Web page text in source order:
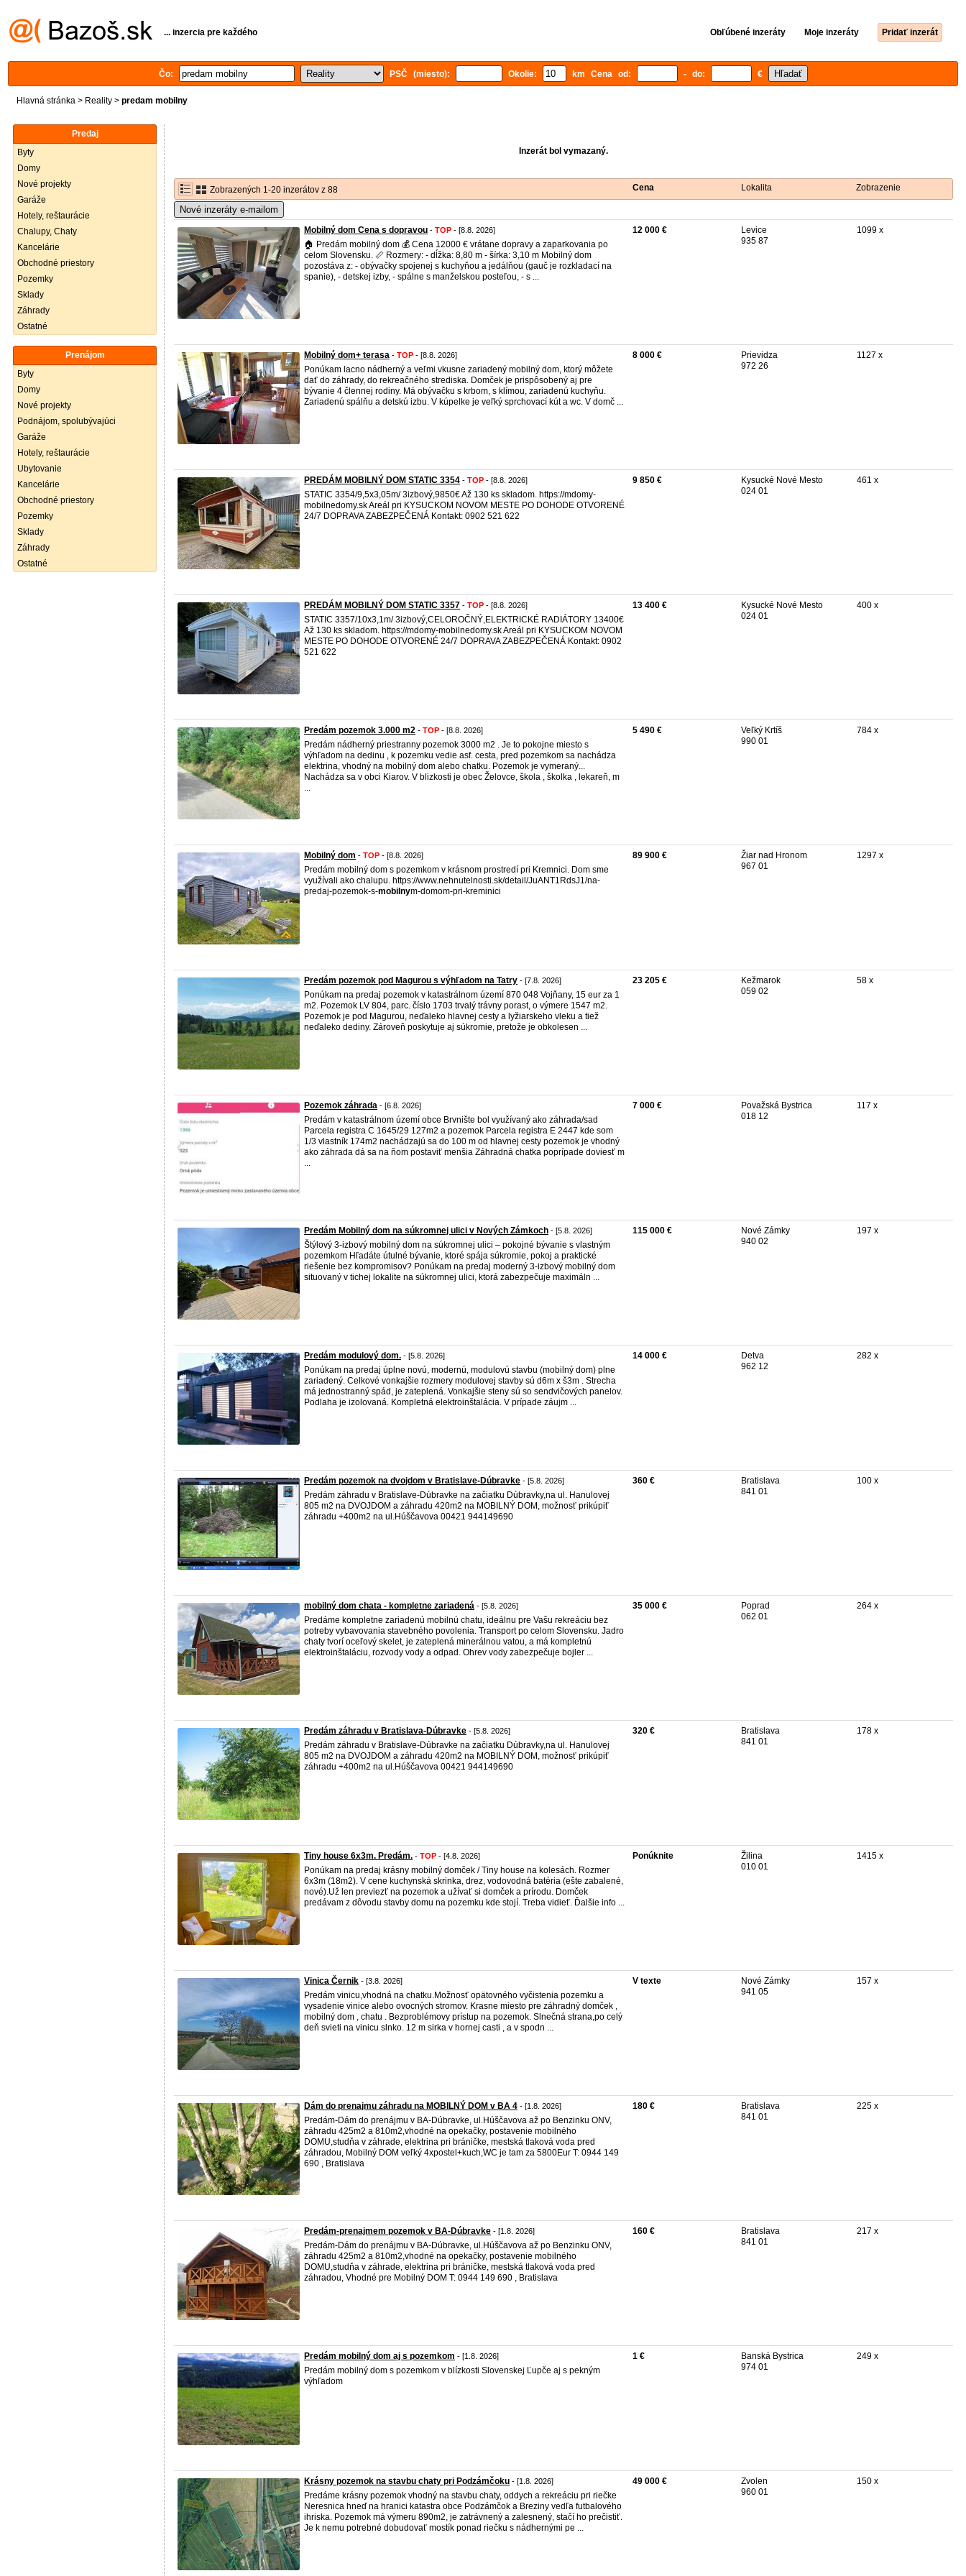
... inzercia pre každého Obľúbené inzeráty Moje inzeráty Pridať inzerát
Čo: PSČ (miesto): Okolie: km Cena od: - do: €
Hlavná stránka > Reality > predam mobilny
Predaj
Byty
Domy
Nové projekty
Garáže
Hotely, reštaurácie
Chalupy, Chaty
Kancelárie
Obchodné priestory
Pozemky
Sklady
Záhrady
Ostatné
Prenájom
Byty
Domy
Nové projekty
Podnájom, spolubývajúci
Garáže
Hotely, reštaurácie
Ubytovanie
Kancelárie
Obchodné priestory
Pozemky
Sklady
Záhrady
Ostatné
Inzerát bol vymazaný.
Zobrazených 1-20 inzerátov z 88 Cena Lokalita Zobrazenie
Nové inzeráty e-mailom
Mobilný dom Cena s dopravou - TOP - [8.8. 2026]
🏠 Predám mobilný dom 💰 Cena 12000 € vrátane dopravy a zaparkovania po
celom Slovensku. 📏 Rozmery: - dĺžka: 8,80 m - šírka: 3,10 m Mobilný dom
pozostáva z: - obývačky spojenej s kuchyňou a jedálňou (gauč je rozkladací na
spanie), - detskej izby, - spálne s manželskou posteľou, - s ...
12 000 €
Levice
935 87
1099 x
Mobilný dom+ terasa - TOP - [8.8. 2026]
Ponúkam lacno nádherný a veľmi vkusne zariadený mobilný dom, ktorý môžete
dať do záhrady, do rekreačného strediska. Domček je prispôsobený aj pre
bývanie 4 člennej rodiny. Má obývačku s krbom, s klímou, zariadenú kuchyňu.
Zariadenú spálňu a detskú izbu. V kúpelke je veľký sprchovací kút a wc. V domč ...
8 000 €
Prievidza
972 26
1127 x
PREDÁM MOBILNÝ DOM STATIC 3354 - TOP - [8.8. 2026]
STATIC 3354/9,5x3,05m/ 3izbový,9850€ Až 130 ks skladom. https://mdomy-
mobilnedomy.sk Areál pri KYSUCKOM NOVOM MESTE PO DOHODE OTVORENÉ
24/7 DOPRAVA ZABEZPEČENÁ Kontakt: 0902 521 622
9 850 €
Kysucké Nové Mesto
024 01
461 x
PREDÁM MOBILNÝ DOM STATIC 3357 - TOP - [8.8. 2026]
STATIC 3357/10x3,1m/ 3izbový,CELOROČNÝ,ELEKTRICKÉ RADIÁTORY 13400€
Až 130 ks skladom. https://mdomy-mobilnedomy.sk Areál pri KYSUCKOM NOVOM
MESTE PO DOHODE OTVORENÉ 24/7 DOPRAVA ZABEZPEČENÁ Kontakt: 0902
521 622
13 400 €
Kysucké Nové Mesto
024 01
400 x
Predám pozemok 3.000 m2 - TOP - [8.8. 2026]
Predám nádherný priestranny pozemok 3000 m2 . Je to pokojne miesto s
výhľadom na dedinu , k pozemku vedie asf. cesta, pred pozemkom sa nachádza
elektrina, vhodný na mobilný dom alebo chatku. Pozemok je vymeraný...
Nachádza sa v obci Kiarov. V blizkosti je obec Želovce, škola , školka , lekareň, m
...
5 490 €
Veľký Krtíš
990 01
784 x
Mobilný dom - TOP - [8.8. 2026]
Predám mobilný dom s pozemkom v krásnom prostredí pri Kremnici. Dom sme
využívali ako chalupu. https://www.nehnutelnosti.sk/detail/JuANT1RdsJ1/na-
predaj-pozemok-s-mobilnym-domom-pri-kreminici
89 900 €
Žiar nad Hronom
967 01
1297 x
Predám pozemok pod Magurou s výhľadom na Tatry - [7.8. 2026]
Ponúkam na predaj pozemok v katastrálnom území 870 048 Vojňany, 15 eur za 1
m2. Pozemok LV 804, parc. číslo 1703 trvalý trávny porast, o výmere 1547 m2.
Pozemok je pod Magurou, neďaleko hlavnej cesty a lyžiarskeho vleku a tiež
neďaleko dediny. Zároveň poskytuje aj súkromie, pretože je obkolesen ...
23 205 €
Kežmarok
059 02
58 x
Pozemok záhrada - [6.8. 2026]
Predám v katastrálnom území obce Brvnište bol využívaný ako záhrada/sad
Parcela registra C 1645/29 127m2 a pozemok Parcela registra E 2447 kde som
1/3 vlastník 174m2 nachádzajú sa do 100 m od hlavnej cesty pozemok je vhodný
ako záhrada dá sa na ňom postaviť menšia Záhradná chatka poprípade doviesť m
...
7 000 €
Považská Bystrica
018 12
117 x
Predám Mobilný dom na súkromnej ulici v Nových Zámkoch - [5.8. 2026]
Štýlový 3-izbový mobilný dom na súkromnej ulici – pokojné bývanie s vlastným
pozemkom Hľadáte útulné bývanie, ktoré spája súkromie, pokoj a praktické
riešenie bez kompromisov? Ponúkam na predaj moderný 3-izbový mobilný dom
situovaný v tichej lokalite na súkromnej ulici, ktorá zabezpečuje maximáln ...
115 000 €
Nové Zámky
940 02
197 x
Predám modulový dom. - [5.8. 2026]
Ponúkam na predaj úplne novú, modernú, modulovú stavbu (mobilný dom) plne
zariadený. Celkové vonkajšie rozmery modulovej stavby sú d6m x š3m . Strecha
má jednostranný spád, je zateplená. Vonkajšie steny sú so sendvičových panelov.
Podlaha je izolovaná. Kompletná elektroinštalácia. V prípade záujm ...
14 000 €
Detva
962 12
282 x
Predám pozemok na dvojdom v Bratislave-Dúbravke - [5.8. 2026]
Predám záhradu v Bratislave-Dúbravke na začiatku Dúbravky,na ul. Hanulovej
805 m2 na DVOJDOM a záhradu 420m2 na MOBILNÝ DOM, možnosť prikúpiť
záhradu +400m2 na ul.Húščavova 00421 944149690
360 €
Bratislava
841 01
100 x
mobilný dom chata - kompletne zariadená - [5.8. 2026]
Predáme kompletne zariadenú mobilnú chatu, ideálnu pre Vašu rekreáciu bez
potreby vybavovania stavebného povolenia. Transport po celom Slovensku. Jadro
chaty tvorí oceľový skelet, je zateplená minerálnou vatou, a má kompletnú
elektroinštaláciu, rozvody vody a odpad. Ohrev vody zabezpečuje bojler ...
35 000 €
Poprad
062 01
264 x
Predám záhradu v Bratislava-Dúbravke - [5.8. 2026]
Predám záhradu v Bratislave-Dúbravke na začiatku Dúbravky,na ul. Hanulovej
805 m2 na DVOJDOM a záhradu 420m2 na MOBILNÝ DOM, možnosť prikúpiť
záhradu +400m2 na ul.Húščavova 00421 944149690
320 €
Bratislava
841 01
178 x
Tiny house 6x3m. Predám. - TOP - [4.8. 2026]
Ponúkam na predaj krásny mobilný domček / Tiny house na kolesách. Rozmer
6x3m (18m2). V cene kuchynská skrinka, drez, vodovodná batéria (ešte zabalené,
nové).Už len previezť na pozemok a užívať si domček a prírodu. Domček
predávam z dôvodu stavby domu na pozemku kde stojí. Treba vidieť. Ďalšie info ...
Ponúknite
Žilina
010 01
1415 x
Vinica Černik - [3.8. 2026]
Predám vinicu,vhodná na chatku.Možnosť opätovného vyčistenia pozemku a
vysadenie vinice alebo ovocných stromov. Krasne miesto pre záhradný domček ,
mobilný dom , chatu . Bezproblémovy prístup na pozemok. Slnečná strana,po celý
deň svieti na vinicu slnko. 12 m sirka v hornej casti , a v spodn ...
V texte
Nové Zámky
941 05
157 x
Dám do prenajmu záhradu na MOBILNÝ DOM v BA 4 - [1.8. 2026]
Predám-Dám do prenájmu v BA-Dúbravke, ul.Húščavova až po Benzinku ONV,
záhradu 425m2 a 810m2,vhodné na opekačky, postavenie mobilného
DOMU,studňa v záhrade, elektrina pri bráničke, mestská tlaková voda pred
záhradou, Mobilný DOM veľký 4xpostel+kuch,WC je tam za 5800Eur T: 0944 149
690 , Bratislava
180 €
Bratislava
841 01
225 x
Predám-prenajmem pozemok v BA-Dúbravke - [1.8. 2026]
Predám-Dám do prenájmu v BA-Dúbravke, ul.Húščavova až po Benzinku ONV,
záhradu 425m2 a 810m2,vhodné na opekačky, postavenie mobilného
DOMU,studňa v záhrade, elektrina pri bráničke, mestská tlaková voda pred
záhradou, Vhodné pre Mobilný DOM T: 0944 149 690 , Bratislava
160 €
Bratislava
841 01
217 x
Predám mobilný dom aj s pozemkom - [1.8. 2026]
Predám mobilný dom s pozemkom v blízkosti Slovenskej Ľupče aj s pekným
výhľadom
1 €
Banská Bystrica
974 01
249 x
Krásny pozemok na stavbu chaty pri Podzámčoku - [1.8. 2026]
Predáme krásny pozemok vhodný na stavbu chaty, oddych a rekreáciu pri riečke
Neresnica hneď na hranici katastra obce Podzámčok a Breziny vedľa futbalového
ihriska. Pozemok má výmeru 890m2, je zatrávnený a zalesnený, stačí ho prečistiť.
Je k nemu potrebné dobudovať mostík ponad riečku s nádhernými pe ...
49 000 €
Zvolen
960 01
150 x